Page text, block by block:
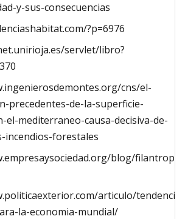
y-sus-consecuencias
?p=6976
servlet/libro?
cns/el-
precedentes-de-la-superficie-
el-mediterraneo-causa-decisiva-de-
incendios-forestales
blog/
articulo/
la-economia-mundial/